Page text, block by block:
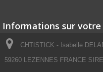
Informations sur
CHTISTICK - Isabelle
59260 LEZENNES FRANCE